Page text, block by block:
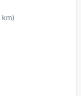
km)